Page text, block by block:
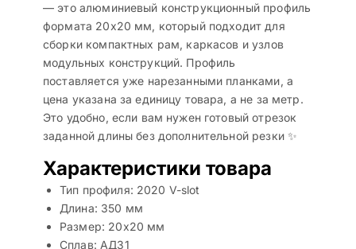
— это алюминиевый конструкционный профиль
формата 20х20 мм, который подходит для
сборки компактных рам, каркасов и узлов
модульных конструкций. Профиль
поставляется уже нарезанными планками, а
цена указана за единицу товара, а не за метр.
Это удобно, если вам нужен готовый отрезок
заданной длины без дополнительной резки ✨
Характеристики товара
Тип профиля: 2020 V-slot
Длина: 350 мм
Размер: 20х20 мм
Сплав: АД31